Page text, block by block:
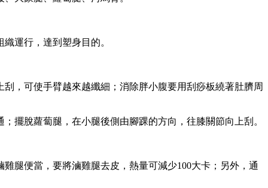
運行，達到塑身目的。
，可使手臂越來越纖細；消除胖小腹要用刮痧板繞著肚臍周
擺脫蘿蔔腿，在小腿後側由腳踝的方向，往膝關節向上刮。
腿便當，要將滷雞腿去皮，熱量可減少100大卡；另外，通